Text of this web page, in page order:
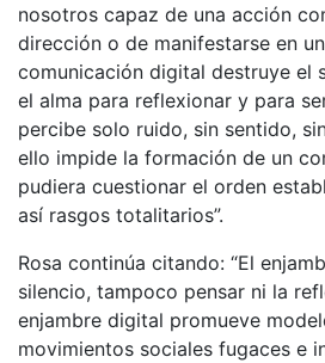
nosotros capaz de una acción
dirección o de manifestarse en
comunicación digital destruye el
el alma para reflexionar y para
percibe solo ruido, sin sentido,
ello impide la formación de un
pudiera cuestionar el orden
así rasgos totalitarios”.
Rosa continúa citando: “El
silencio, tampoco pensar ni la
enjambre digital promueve
movimientos sociales fugaces e